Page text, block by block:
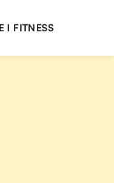
I FITNESS